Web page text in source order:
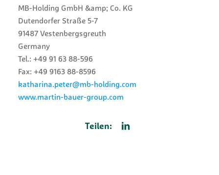
MB-Holding GmbH &amp; Co. KG
Dutendorfer Straße 5-7
91487 Vestenbergsgreuth
Germany
Tel.: +49 91 63 88-596
Fax: +49 9163 88-8596
katharina.peter@mb-holding.com
www.martin-bauer-group.com
Teilen: